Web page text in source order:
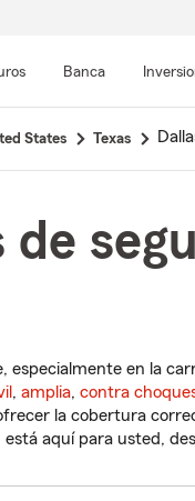
Banca
States Texas
de
especialmente en la
, amplia, contra
la cobertura
aquí para usted,